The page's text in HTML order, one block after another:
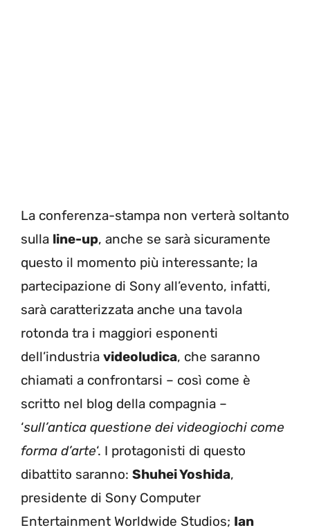
La conferenza-stampa non verterà soltanto
sulla line-up, anche se sarà sicuramente
questo il momento più interessante; la
partecipazione di Sony all’evento, infatti,
sarà caratterizzata anche una tavola
rotonda tra i maggiori esponenti
dell’industria videoludica, che saranno
chiamati a confrontarsi – così come è
scritto nel blog della compagnia –
‘sull’antica questione dei videogiochi come
forma d’arte‘. I protagonisti di questo
dibattito saranno: Shuhei Yoshida,
presidente di Sony Computer
Entertainment Worldwide Studios; Ian